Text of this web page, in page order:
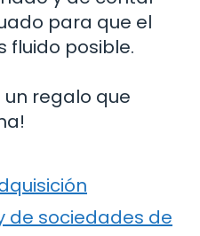
para que el
fluido posible.
un regalo que
de sociedades de